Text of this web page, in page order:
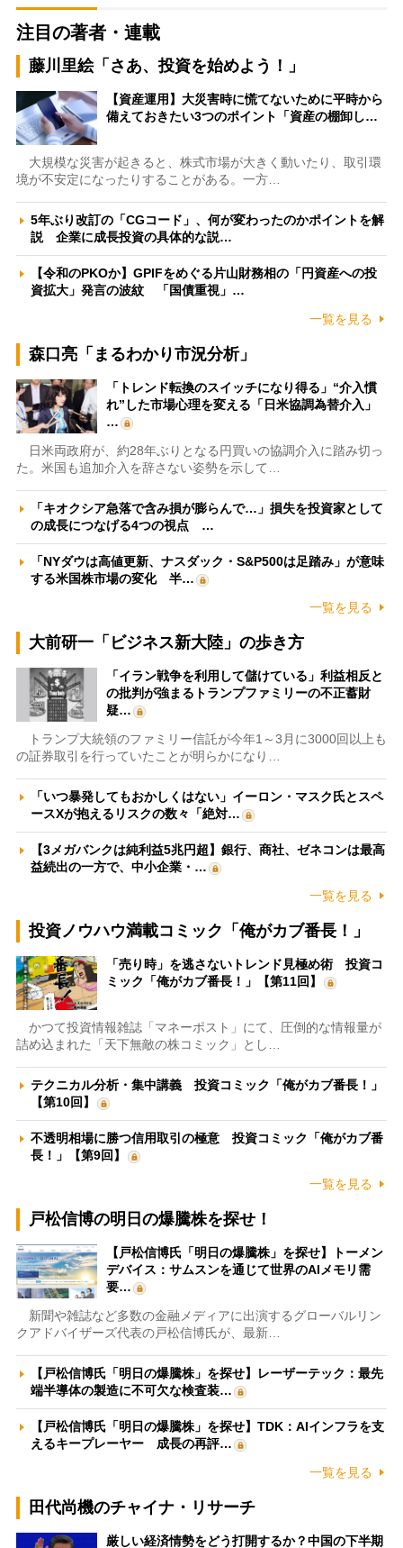
注目の著者・連載
藤川里絵「さあ、投資を始めよう！」
【資産運用】大災害時に慌てないために平時から
備えておきたい3つのポイント「資産の棚卸し…
大規模な災害が起きると、株式市場が大きく動いたり、取引環
境が不安定になったりすることがある。一方…
5年ぶり改訂の「CGコード」、何が変わったのかポイントを解
説 企業に成長投資の具体的な説…
【令和のPKOか】GPIFをめぐる片山財務相の「円資産への投
資拡大」発言の波紋 「国債重視」…
一覧を見る
森口亮「まるわかり市況分析」
「トレンド転換のスイッチになり得る」“介入慣
れ”した市場心理を変える「日米協調為替介入」
…
日米両政府が、約28年ぶりとなる円買いの協調介入に踏み切っ
た。米国も追加介入を辞さない姿勢を示して…
「キオクシア急落で含み損が膨らんで…」損失を投資家として
の成長につなげる4つの視点 …
「NYダウは高値更新、ナスダック・S&P500は足踏み」が意味
する米国株市場の変化 半…
一覧を見る
大前研一「ビジネス新大陸」の歩き方
「イラン戦争を利用して儲けている」利益相反と
の批判が強まるトランプファミリーの不正蓄財
疑…
トランプ大統領のファミリー信託が今年1～3月に3000回以上も
の証券取引を行っていたことが明らかになり…
「いつ暴発してもおかしくはない」イーロン・マスク氏とスペ
ースXが抱えるリスクの数々「絶対…
【3メガバンクは純利益5兆円超】銀行、商社、ゼネコンは最高
益続出の一方で、中小企業・…
一覧を見る
投資ノウハウ満載コミック「俺がカブ番長！」
「売り時」を逃さないトレンド見極め術 投資コ
ミック「俺がカブ番長！」【第11回】
かつて投資情報雑誌「マネーポスト」にて、圧倒的な情報量が
詰め込まれた「天下無敵の株コミック」とし…
テクニカル分析・集中講義 投資コミック「俺がカブ番長！」
【第10回】
不透明相場に勝つ信用取引の極意 投資コミック「俺がカブ番
長！」【第9回】
一覧を見る
戸松信博の明日の爆騰株を探せ！
【戸松信博氏「明日の爆騰株」を探せ】トーメン
デバイス：サムスンを通じて世界のAIメモリ需
要…
新聞や雑誌など多数の金融メディアに出演するグローバルリン
クアドバイザーズ代表の戸松信博氏が、最新…
【戸松信博氏「明日の爆騰株」を探せ】レーザーテック：最先
端半導体の製造に不可欠な検査装…
【戸松信博氏「明日の爆騰株」を探せ】TDK：AIインフラを支
えるキープレーヤー 成長の再評…
一覧を見る
田代尚機のチャイナ・リサーチ
厳しい経済情勢をどう打開するか？中国の下半期